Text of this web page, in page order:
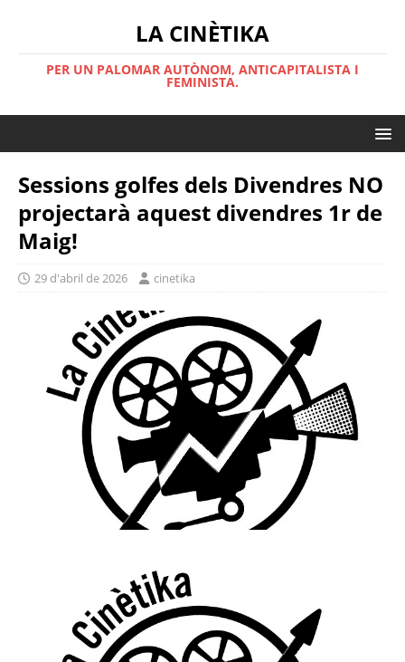
LA CINÈTIKA
PER UN PALOMAR AUTÒNOM, ANTICAPITALISTA I
FEMINISTA.
Sessions golfes dels Divendres NO
projectarà aquest divendres 1r de
Maig!
29 d'abril de 2026 cinetika